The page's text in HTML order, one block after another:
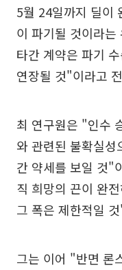
5월 24일까지 딜이
이 파기될 것이라
타간 계약은 파기
연장될 것"이라고
최 연구원은 "인수
와 관련된 불확실
간 약세를 보일 것"
직 희망의 끈이 완
그 폭은 제한적일
그는 이어 "반면 론